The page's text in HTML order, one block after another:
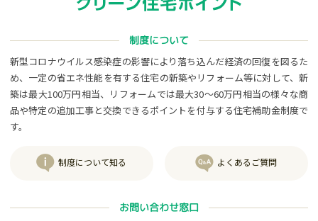
制度について
新型コロナウイルス感染症の影響により落ち込んだ経済の回復を図るた
め、一定の省エネ性能を有する住宅の新築やリフォーム等に対して、新
築は最大100万円相当、リフォームでは最大30～60万円相当の様々な商
品や特定の追加工事と交換できるポイントを付与する住宅補助金制度で
す。
制度について知る よくあるご質問
お問い合わせ窓口